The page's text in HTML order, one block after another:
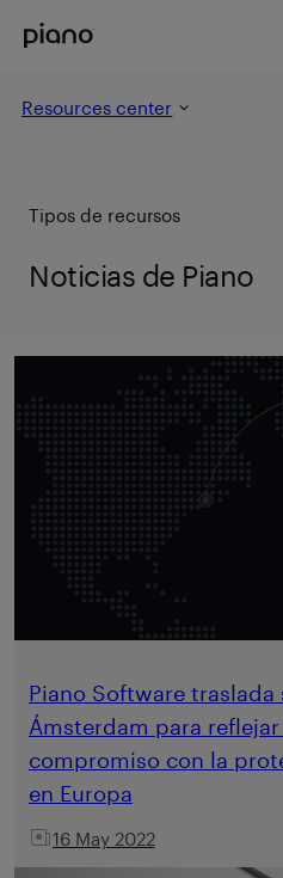
Resources center
Tipos de recursos
Noticias de Piano
Piano Software traslada
Ámsterdam para
compromiso con la
en Europa
16 May 2022